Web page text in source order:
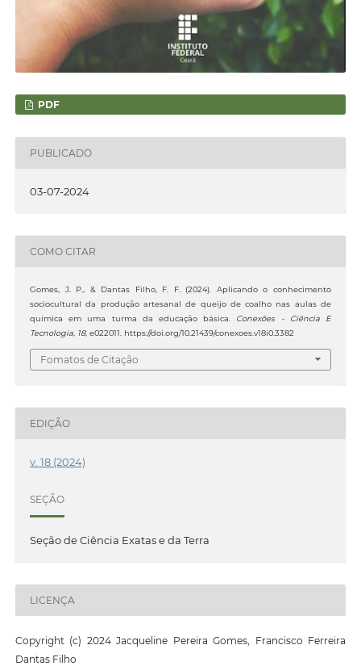
PDF
PUBLICADO
03-07-2024
COMO CITAR
Gomes, J. P., & Dantas Filho, F. F. (2024). Aplicando o conhecimento
sociocultural da produção artesanal de queijo de coalho nas aulas de
química em uma turma da educação básica. Conexões - Ciência E
Tecnologia, 18, e022011. https://doi.org/10.21439/conexoes.v18i0.3382
Fomatos de Citação
EDIÇÃO
v. 18 (2024)
SEÇÃO
Seção de Ciência Exatas e da Terra
LICENÇA
Copyright (c) 2024 Jacqueline Pereira Gomes, Francisco Ferreira
Dantas Filho